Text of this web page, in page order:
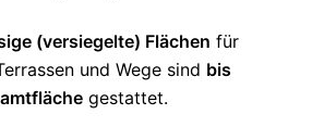
(versiegelte) Flächen für
und Wege sind bis
gestattet.